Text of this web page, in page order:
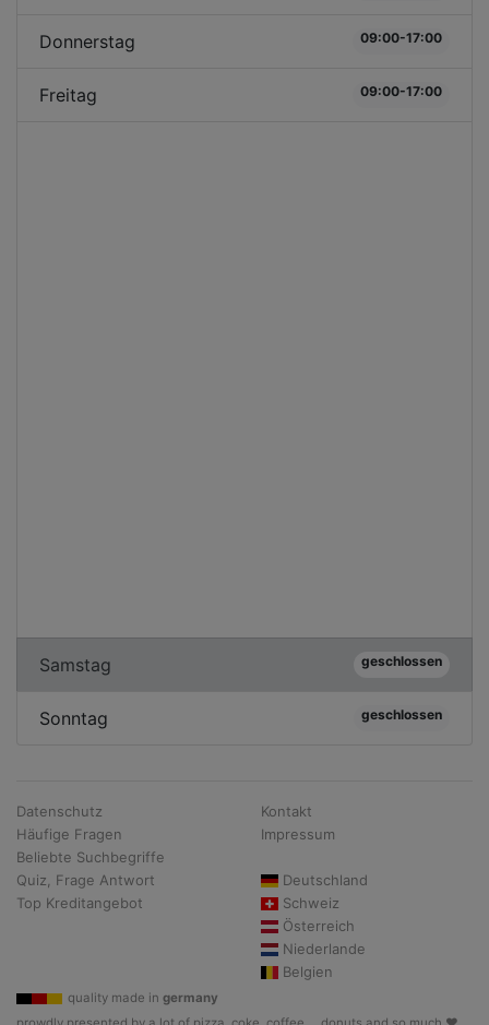
Donnerstag 09:00-17:00
Freitag 09:00-17:00
Samstag geschlossen
Sonntag geschlossen
Datenschutz
Häufige Fragen
Beliebte Suchbegriffe
Quiz, Frage Antwort
Top Kreditangebot
Kontakt
Impressum
Deutschland
Schweiz
Österreich
Niederlande
Belgien
quality made in germany